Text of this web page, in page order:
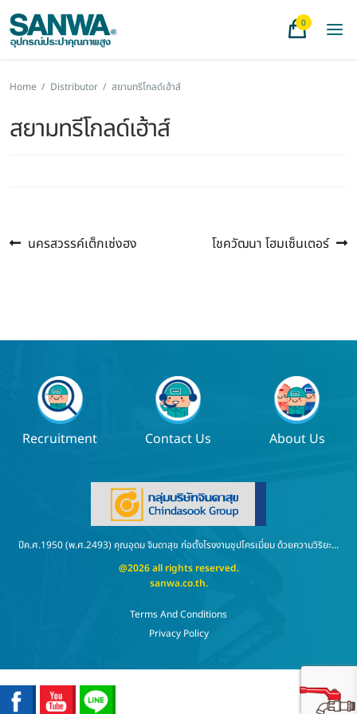
0
Home / Distributor / สยามทรีโกลด์เฮ้าส์
สยามทรีโกลด์เฮ้าส์
แนะแนว
Previous
นครสวรรค์เต็กเซ่งฮง
Next
โชควัฒนา โฮมเซ็นเตอร์
Recruitment Contact Us About Us
ปีค.ศ.1950 (พ.ศ.2493) คุณอุดม จินดาสุข ก่อตั้งโรงงานชุปโครเมี่ยม ด้วยความวิริยะ...
@2026 all rights reserved.
sanwa.co.th.
Terms And Conditions
Privacy Policy